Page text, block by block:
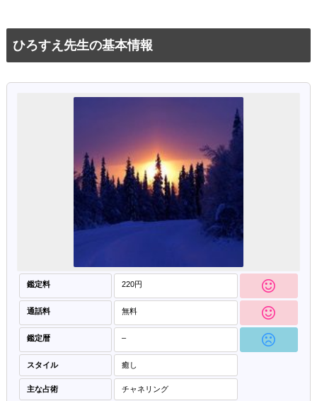
ひろすえ先生の基本情報
鑑定料 220円
通話料 無料
鑑定暦 –
スタイル 癒し
主な占術 チャネリング